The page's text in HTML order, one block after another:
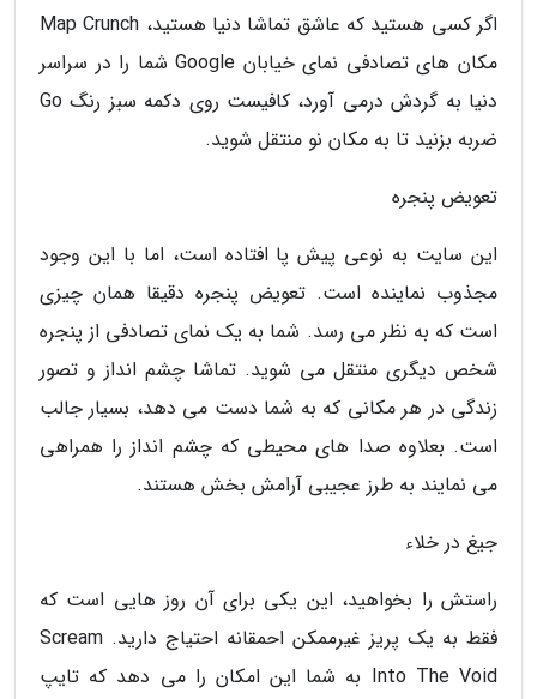
اگر کسی هستید که عاشق تماشا دنیا هستید، Map Crunch
مکان های تصادفی نمای خیابان Google شما را در سراسر
دنیا به گردش درمی آورد، کافیست روی دکمه سبز رنگ Go
ضربه بزنید تا به مکان نو منتقل شوید.
تعویض پنجره
این سایت به نوعی پیش پا افتاده است، اما با این وجود
مجذوب نماینده است. تعویض پنجره دقیقا همان چیزی
است که به نظر می رسد. شما به یک نمای تصادفی از پنجره
شخص دیگری منتقل می شوید. تماشا چشم انداز و تصور
زندگی در هر مکانی که به شما دست می دهد، بسیار جالب
است. بعلاوه صدا های محیطی که چشم انداز را همراهی
می نمایند به طرز عجیبی آرامش بخش هستند.
جیغ در خلاء
راستش را بخواهید، این یکی برای آن روز هایی است که
فقط به یک پریز غیرممکن احمقانه احتیاج دارید. Scream
Into The Void به شما این امکان را می دهد که تایپ